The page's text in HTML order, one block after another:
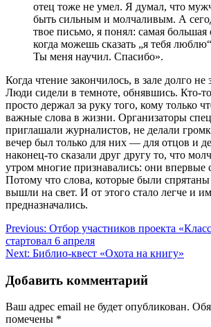
отец тоже не умел. Я думал, что
быть сильным и молчаливым. А
твое письмо, я понял: самая
когда можешь сказать „я тебя
Ты меня научил. Спасибо».
Когда чтение закончилось, в зале долго не
Люди сидели в темноте, обнявшись. Кто-
просто держал за руку того, кому только
важные слова в жизни. Организаторы
приглашали журналистов, не делали
вечер был только для них — для отцов и
наконец-то сказали друг другу то, что
утром многие признавались: они впервые
Потому что слова, которые были спрятаны
вышли на свет. И от этого стало легче и
предназначались.
Навигация
по
Previous: Отбор участников проекта
стартовал 6 апреля
Next: Библио-квест «Охота на книгу»
Добавить комментарий
Ваш адрес email не будет опубликован.
помечены *